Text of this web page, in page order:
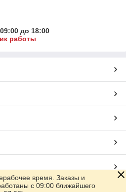
до 18:00
работы
время. Заказы и
с 09:00 ближайшего